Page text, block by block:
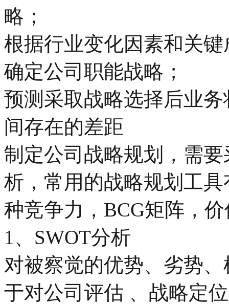
略；
根据行业变化因素和关
确定公司职能战略；
预测采取战略选择后业
间存在的差距
制定公司战略规划，需
析，常用的战略规划工
种竞争力，BCG矩阵，
1、SWOT分析
对被察觉的优势、劣势
于对公司评估 、战略定